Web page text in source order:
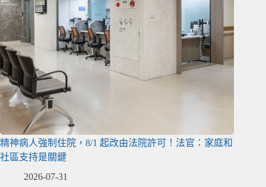
精神病人強制住院，8/1 起改由法院許可！法官：家庭和
社區支持是關鍵
2026-07-31